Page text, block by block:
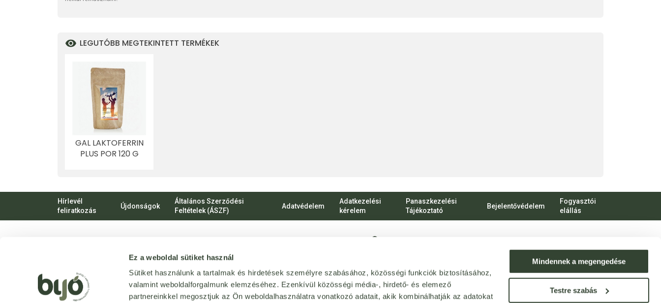
Ez a weboldal sütiket használ
Sütiket használunk a tartalmak és hirdetések személyre szabásához, közösségi funkciók biztosításához,
valamint weboldalforgalmunk elemzéséhez. Ezenkívül közösségi média-, hirdető- és elemező
partnereinkkel megosztjuk az Ön weboldalhasználatra vonatkozó adatait, akik kombinálhatják az adatokat
Mindennek a megengedése
Testre szabás
LEGUTÓBB MEGTEKINTETT TERMÉKEK
GAL LAKTOFERRIN
PLUS POR 120 G
Hírlevél
feliratkozás
Újdonságok
Általános Szerződési
Feltételek (ÁSZF)
Adatvédelem
Adatkezelési
kérelem
Panaszkezelési
Tájékoztató
Bejelentővédelem
Fogyasztói
elállás
VIRTUÁLIS
Magánszemélyeknek: webshop@bijo.hu
+36 1 814 64 64